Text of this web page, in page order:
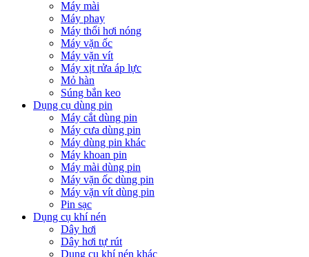
Máy mài
Máy phay
Máy thổi hơi nóng
Máy vặn ốc
Máy vặn vít
Máy xịt rửa áp lực
Mỏ hàn
Súng bắn keo
Dụng cụ dùng pin
Máy cắt dùng pin
Máy cưa dùng pin
Máy dùng pin khác
Máy khoan pin
Máy mài dùng pin
Máy vặn ốc dùng pin
Máy vặn vít dùng pin
Pin sạc
Dụng cụ khí nén
Dây hơi
Dây hơi tự rút
Dụng cụ khí nén khác